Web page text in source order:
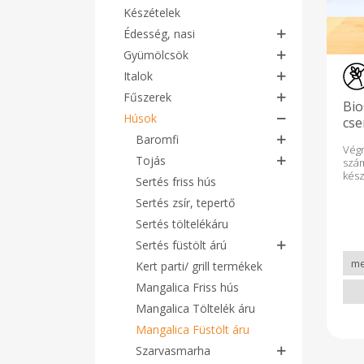
Készételek
Édesség, nasi
Gyümölcsök
Italok
Fűszerek
Húsok
Baromfi
Tojás
Sertés friss hús
Sertés zsír, tepertő
Sertés töltelékáru
Sertés füstölt árú
Kert parti/ grill termékek
Mangalica Friss hús
Mangalica Töltelék áru
Mangalica Füstölt áru
Szarvasmarha